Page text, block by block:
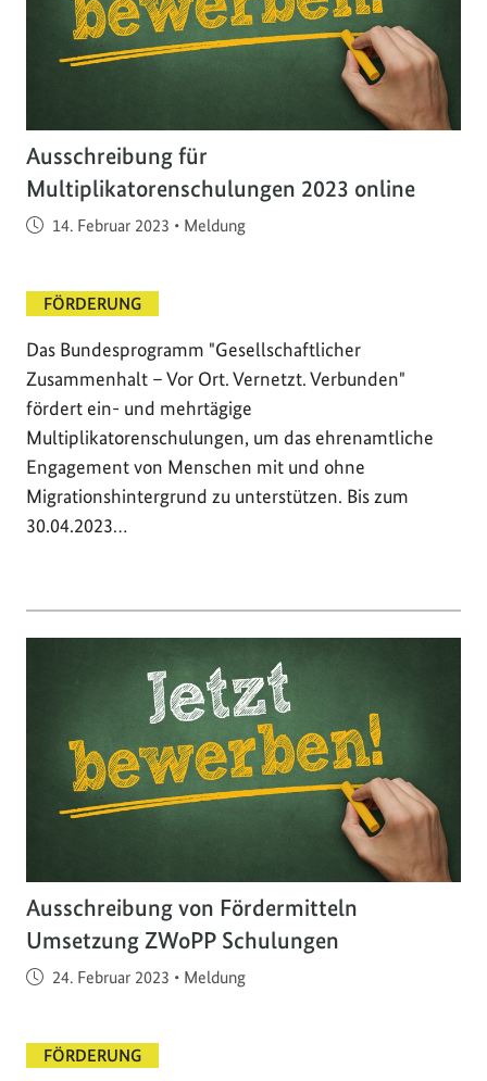
Ausschreibung für
Multiplikatorenschulungen 2023 online
Veröffentlicht am
14. Februar 2023 • Meldung
FÖRDERUNG
Das Bundesprogramm "Gesellschaftlicher
Zusammenhalt – Vor Ort. Vernetzt. Verbunden"
fördert ein- und mehrtägige
Multiplikatorenschulungen, um das ehrenamtliche
Engagement von Menschen mit und ohne
Migrationshintergrund zu unterstützen. Bis zum
30.04.2023…
Ausschreibung von Fördermitteln
Umsetzung ZWoPP Schulungen
Veröffentlicht am
24. Februar 2023 • Meldung
FÖRDERUNG